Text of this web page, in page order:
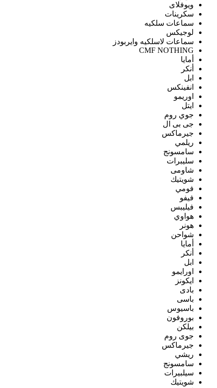
ويوفلاى
سكرينات
سماعات سلكيه
لوجيكس
سماعات لاسلكيه وايربودز
CMF NOTHING
أمايا
أنكر
ابل
انفينكس
اوريمو
ايتل
جوي روم
جى بى ال
جيرماكس
ريلمي
سامسونج
سليبرات
شاومى
شويتيك
فومي
فيفو
فيليبس
هواوي
هونر
شواحن
أمايا
أنكر
ابل
اورايمو
ايكونز
بادى
باسى
باسيوس
بوروفون
بيلكن
جوى روم
جيرماكس
ريشي
سامسونج
سيلبيرات
شويتيك